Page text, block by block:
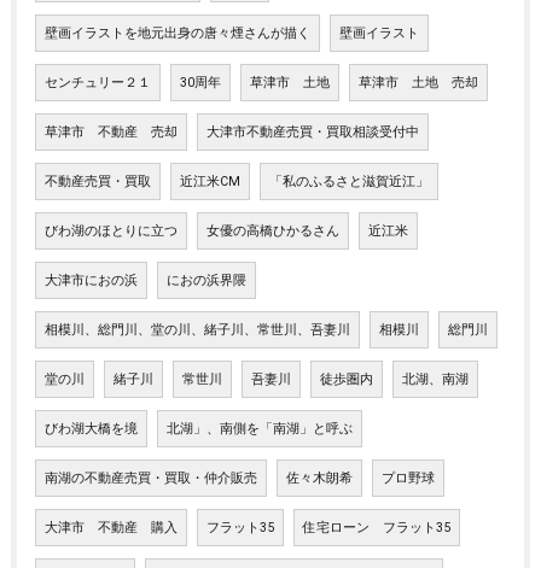
壁画イラストを地元出身の唐々煙さんが描く 壁画イラスト
センチュリー２１ 30周年 草津市 土地 草津市 土地 売却
草津市 不動産 売却 大津市不動産売買・買取相談受付中
不動産売買・買取 近江米CM 「私のふるさと滋賀近江」
びわ湖のほとりに立つ 女優の高橋ひかるさん 近江米
大津市におの浜 におの浜界隈
相模川、総門川、堂の川、緒子川、常世川、吾妻川 相模川 総門川
堂の川 緒子川 常世川 吾妻川 徒歩圏内 北湖、南湖
びわ湖大橋を境 北湖」、南側を「南湖」と呼ぶ
南湖の不動産売買・買取・仲介販売 佐々木朗希 プロ野球
大津市 不動産 購入 フラット35 住宅ローン フラット35